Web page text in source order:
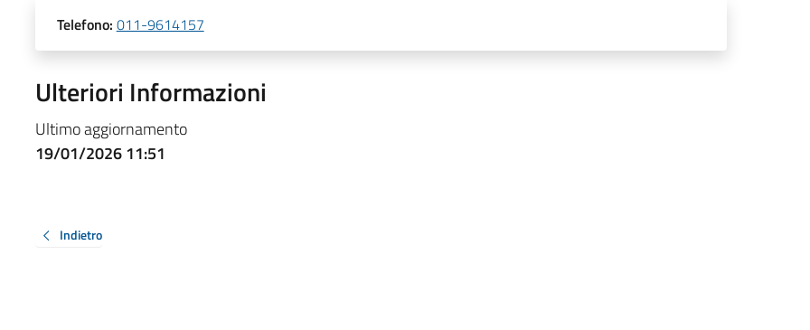
Telefono: 011-9614157
Ulteriori Informazioni
Ultimo aggiornamento
19/01/2026 11:51
Indietro